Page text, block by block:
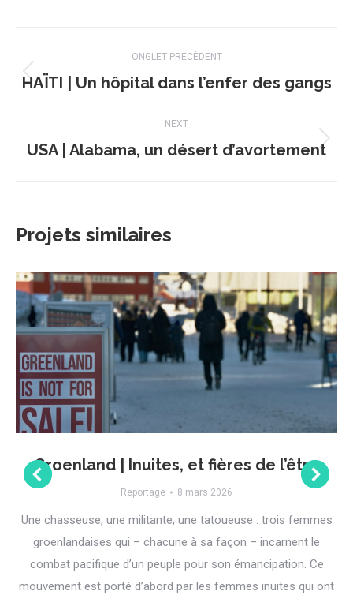
de
commentaire
ONGLET PRÉCÉDENT
Onglet
HAÏTI | Un hôpital dans l’enfer des gangs
NEXT
Projets
USA | Alabama, un désert d’avortement
Projets similaires
Groenland | Inuites, et fières de l’être
Reportage 8 mars 2026
Une chasseuse, une militante, une tatoueuse : trois femmes
groenlandaises qui – chacune à sa façon – incarnent le
combat pacifique d’un peuple pour son émancipation. Ce
mouvement est porté d’abord par les femmes inuites qui ont